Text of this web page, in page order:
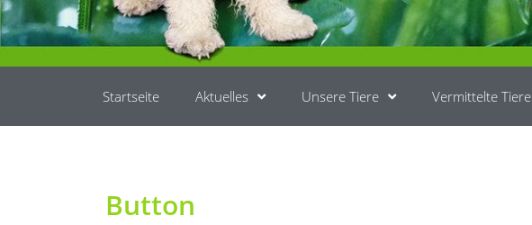
Startseite Aktuelles Unsere Tiere Vermittelte Tiere
Button